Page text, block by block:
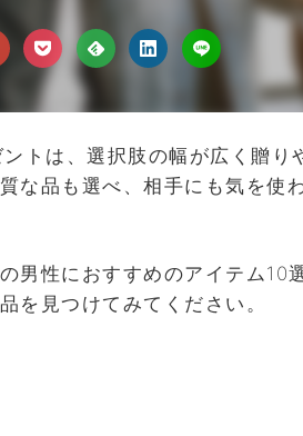
トは、選択肢の幅が広く贈
な品も選べ、相手にも気を使
男性におすすめのアイテム10
を見つけてみてください。